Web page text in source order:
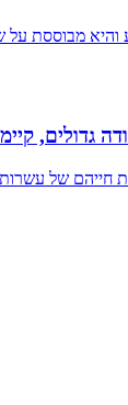
גדולים,
של עשרות